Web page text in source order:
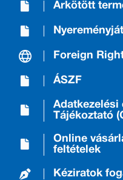
Árkötött
Foreign
ÁSZF
Adatkezelési
Tájékoztató
Online
feltételek
Kéziratok